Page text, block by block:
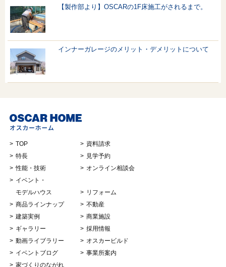
【製作部より】OSCARの1F床施工がされるまで。
インナーガレージのメリット・デメリットについて
TOP
特長
性能・技術
イベント・
モデルハウス
商品ラインナップ
建築実例
ギャラリー
動画ライブラリー
イベントブログ
家づくりのながれ
資料請求
見学予約
オンライン相談会
リフォーム
不動産
商業施設
採用情報
オスカービルド
事業所案内